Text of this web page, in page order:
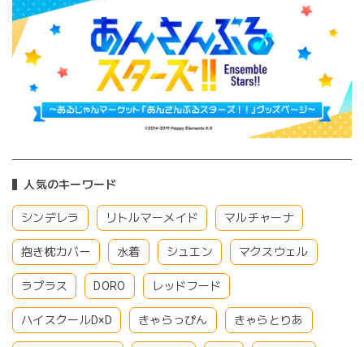
人気のキーワード
シンデレラ リトルマーメイド マルチャーナ
抱き枕カバー 水着 シュエン マクスウェル
ラプラス DORO レッドフード
ハイスクールD×D きゃらっぴん きゃらとりあ